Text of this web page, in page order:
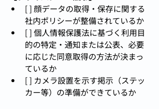
[ ] 顔データの取得・保存に関する
社内ポリシーが整備されているか
[ ] 個人情報保護法に基づく利用目
的の特定・通知または公表、必要
に応じた同意取得の方法が決まっ
ているか
[ ] カメラ設置を示す掲示（ステッ
カー等）の準備ができているか